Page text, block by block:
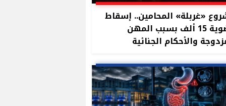
«غربلة» المحامين.. إسقاط
عضوية 15 ألف بسبب المهن
والأحكام الجنائية